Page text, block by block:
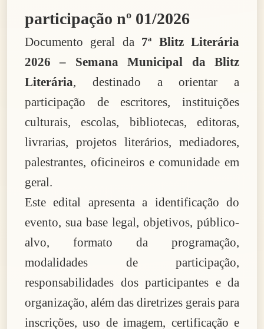
participação nº 01/2026
Documento geral da 7ª Blitz Literária
2026 – Semana Municipal da Blitz
Literária, destinado a orientar a
participação de escritores, instituições
culturais, escolas, bibliotecas, editoras,
livrarias, projetos literários, mediadores,
palestrantes, oficineiros e comunidade em
geral.
Este edital apresenta a identificação do
evento, sua base legal, objetivos, público-
alvo, formato da programação,
modalidades de participação,
responsabilidades dos participantes e da
organização, além das diretrizes gerais para
inscrições, uso de imagem, certificação e